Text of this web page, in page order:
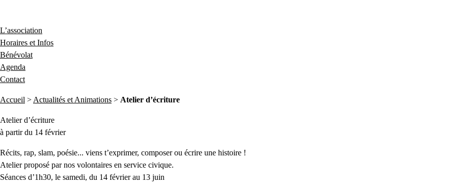
L’association
Horaires et Infos
Bénévolat
Agenda
Contact
Accueil > Actualités et Animations > Atelier d’écriture
Atelier d’écriture
à partir du 14 février
Récits, rap, slam, poésie... viens t’exprimer, composer ou écrire une histoire !
Atelier proposé par nos volontaires en service civique.
Séances d’1h30, le samedi, du 14 février au 13 juin